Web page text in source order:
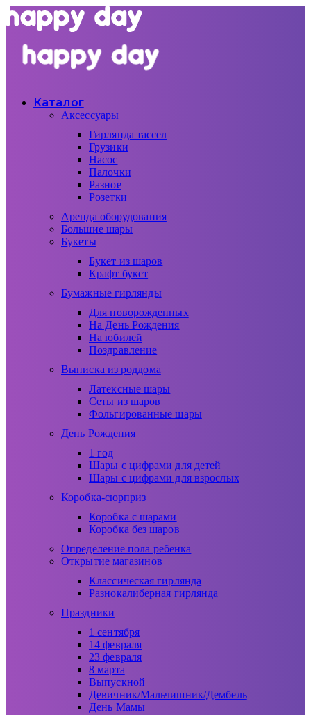
Каталог
Аксессуары
Гирлянда тассел
Грузики
Насос
Палочки
Разное
Розетки
Аренда оборудования
Большие шары
Букеты
Букет из шаров
Крафт букет
Бумажные гирлянды
Для новорожденных
На День Рождения
На юбилей
Поздравление
Выписка из роддома
Латексные шары
Сеты из шаров
Фольгированные шары
День Рождения
1 год
Шары с цифрами для детей
Шары с цифрами для взрослых
Коробка-сюрприз
Коробка с шарами
Коробка без шаров
Определение пола ребенка
Открытие магазинов
Классическая гирлянда
Разнокалиберная гирлянда
Праздники
1 сентября
14 февраля
23 февраля
8 марта
Выпускной
Девичник/Мальчишник/Дембель
День Мамы